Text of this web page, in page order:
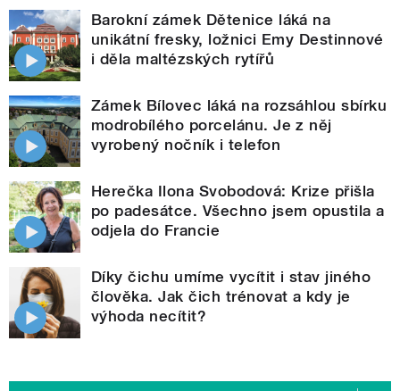
Barokní zámek Dětenice láká na
unikátní fresky, ložnici Emy Destinnové
i děla maltézských rytířů
Zámek Bílovec láká na rozsáhlou sbírku
modrobílého porcelánu. Je z něj
vyrobený nočník i telefon
Herečka Ilona Svobodová: Krize přišla
po padesátce. Všechno jsem opustila a
odjela do Francie
Díky čichu umíme vycítit i stav jiného
člověka. Jak čich trénovat a kdy je
výhoda necítit?